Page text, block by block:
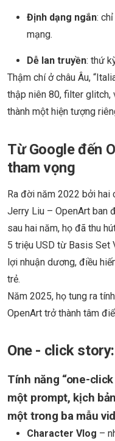
Định dạng ngắn:
mạng.
Dễ lan truyền: thứ
Thậm chí ở châu Âu,
thập niên 80, filter glitch,
thành một hiện tượng
Từ Google đến
tham vọng
Ra đời năm 2022 bởi
Jerry Liu – OpenArt ban
sau hai năm, họ đã thu
5 triệu USD từ Basis Set
lợi nhuận dương, điều
trẻ.
Năm 2025, họ tung ra
OpenArt trở thành tâm
One - click
Tính năng “one-
một prompt, kịch
một trong ba mẫu
Character Vlog –